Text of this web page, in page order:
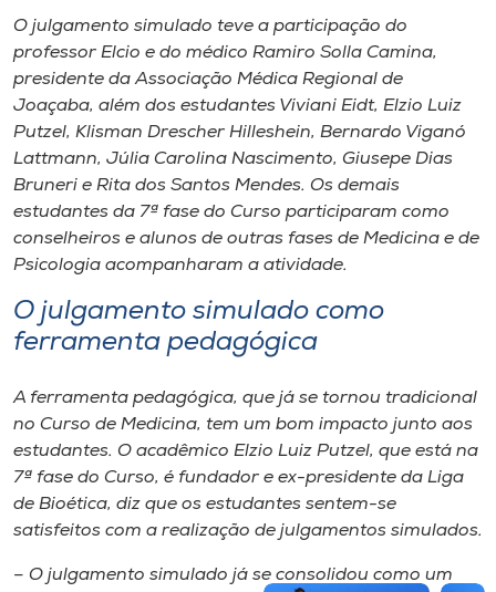
O julgamento simulado teve a participação do
professor Elcio e do médico Ramiro Solla Camina,
presidente da Associação Médica Regional de
Joaçaba, além dos estudantes Viviani Eidt, Elzio Luiz
Putzel, Klisman Drescher Hilleshein, Bernardo Viganó
Lattmann, Júlia Carolina Nascimento, Giusepe Dias
Bruneri e Rita dos Santos Mendes. Os demais
estudantes da 7ª fase do Curso participaram como
conselheiros e alunos de outras fases de Medicina e de
Psicologia acompanharam a atividade.
O julgamento simulado como
ferramenta pedagógica
A ferramenta pedagógica, que já se tornou tradicional
no Curso de Medicina, tem um bom impacto junto aos
estudantes. O acadêmico Elzio Luiz Putzel, que está na
7ª fase do Curso, é fundador e ex-presidente da Liga
de Bioética, diz que os estudantes sentem-se
satisfeitos com a realização de julgamentos simulados.
– O julgamento simulado já se consolidou como um